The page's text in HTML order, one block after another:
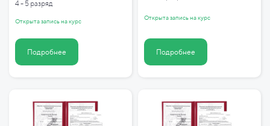
4 - 5 разряд
Открыта запись на курс
Подробнее
Открыта запись на курс
Подробнее